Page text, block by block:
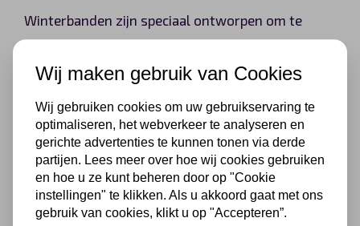
Winterbanden zijn speciaal ontworpen om te
presteren bij koude temperaturen en gladde
omstandigheden. Ze hebben een dieper profiel en
flexibeler blijft in koude temperaturen, waardoor
ze beter grip bieden op sneeuw en ijs. Het
bandenwissel moment naar winterbanden is
raadzaam wanneer de temperaturen regelmatig
onder de 7°C duiken en er kans is op winterse
Wij maken gebruik van Cookies
Wij gebruiken cookies om uw gebruikservaring te
optimaliseren, het webverkeer te analyseren en
gerichte advertenties te kunnen tonen via derde
partijen. Lees meer over hoe wij cookies gebruiken
en hoe u ze kunt beheren door op "Cookie
instellingen" te klikken. Als u akkoord gaat met ons
gebruik van cookies, klikt u op "Accepteren”.